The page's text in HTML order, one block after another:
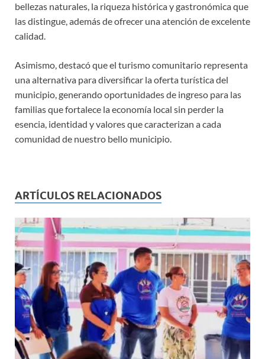
bellezas naturales, la riqueza histórica y gastronómica que
las distingue, además de ofrecer una atención de excelente
calidad.
Asimismo, destacó que el turismo comunitario representa
una alternativa para diversificar la oferta turística del
municipio, generando oportunidades de ingreso para las
familias que fortalece la economía local sin perder la
esencia, identidad y valores que caracterizan a cada
comunidad de nuestro bello municipio.
ARTÍCULOS RELACIONADOS